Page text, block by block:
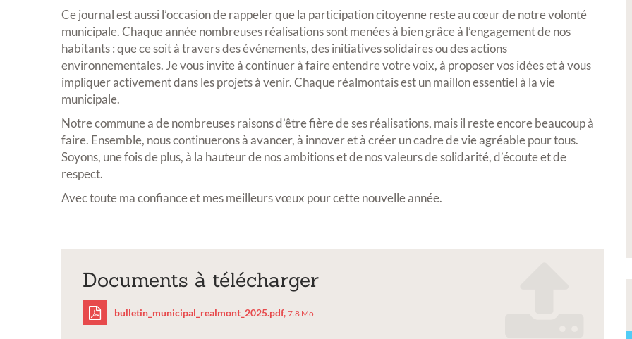
Ce journal est aussi l’occasion de rappeler que la participation citoyenne reste au cœur de notre volonté
municipale. Chaque année nombreuses réalisations sont menées à bien grâce à l’engagement de nos
habitants : que ce soit à travers des événements, des initiatives solidaires ou des actions
environnementales. Je vous invite à continuer à faire entendre votre voix, à proposer vos idées et à vous
impliquer activement dans les projets à venir. Chaque réalmontais est un maillon essentiel à la vie
municipale.
Notre commune a de nombreuses raisons d’être fière de ses réalisations, mais il reste encore beaucoup à
faire. Ensemble, nous continuerons à avancer, à innover et à créer un cadre de vie agréable pour tous.
Soyons, une fois de plus, à la hauteur de nos ambitions et de nos valeurs de solidarité, d’écoute et de
respect.
Avec toute ma confiance et mes meilleurs vœux pour cette nouvelle année.
Documents à télécharger
bulletin_municipal_realmont_2025.pdf, 7.8 Mo
Inscription Réal'Art 2026 -
exposition de peintures,
sculptures et photos
exposition annuelle ?
Signature de l'avenant à la
convention Petite Ville de
Demain